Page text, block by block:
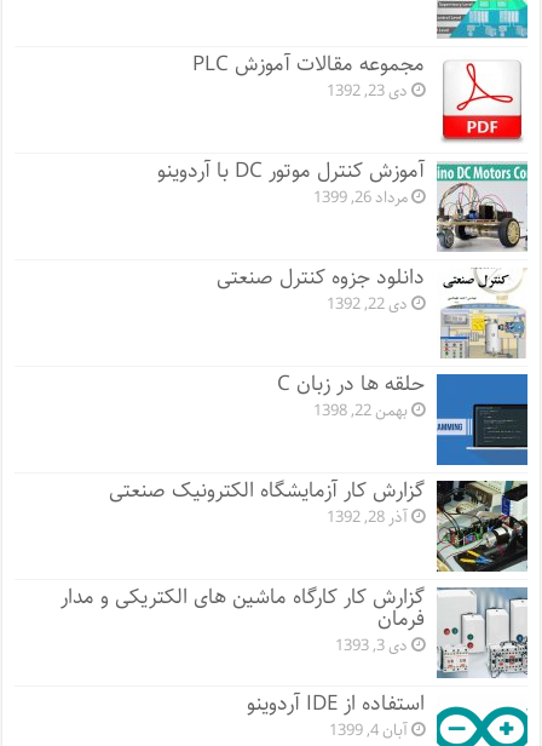
مجموعه مقالات آموزش PLC
دی 23, 1392
آموزش کنترل موتور DC با آردوینو
مرداد 26, 1399
دانلود جزوه کنترل صنعتی
دی 22, 1392
حلقه ها در زبان C
بهمن 22, 1398
گزارش کار آزمایشگاه الکترونیک صنعتی
آذر 28, 1392
گزارش کار کارگاه ماشین های الکتریکی و مدار
فرمان
دی 3, 1393
استفاده از IDE آردوینو
آبان 4, 1399